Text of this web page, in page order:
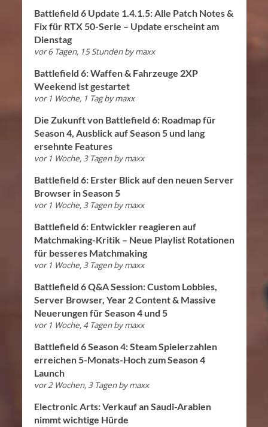
Battlefield 6 Update 1.4.1.5: Alle Patch Notes &
Fix für RTX 50-Serie – Update erscheint am
Dienstag
vor 6 Tagen, 15 Stunden bymaxx
Battlefield 6: Waffen & Fahrzeuge 2XP
Weekend ist gestartet
vor 1 Woche, 1 Tag bymaxx
Die Zukunft von Battlefield 6: Roadmap für
Season 4, Ausblick auf Season 5 und lang
ersehnte Features
vor 1 Woche, 3 Tagen bymaxx
Battlefield 6: Erster Blick auf den neuen Server
Browser in Season 5
vor 1 Woche, 3 Tagen bymaxx
Battlefield 6: Entwickler reagieren auf
Matchmaking-Kritik – Neue Playlist Rotationen
für besseres Matchmaking
vor 1 Woche, 3 Tagen bymaxx
Battlefield 6 Q&A Session: Custom Lobbies,
Server Browser, Year 2 Content & Massive
Neuerungen für Season 4 und 5
vor 1 Woche, 4 Tagen bymaxx
Battlefield 6 Season 4: Steam Spielerzahlen
erreichen 5-Monats-Hoch zum Season 4
Launch
vor 2 Wochen, 3 Tagen bymaxx
Electronic Arts: Verkauf an Saudi-Arabien
nimmt wichtige Hürde